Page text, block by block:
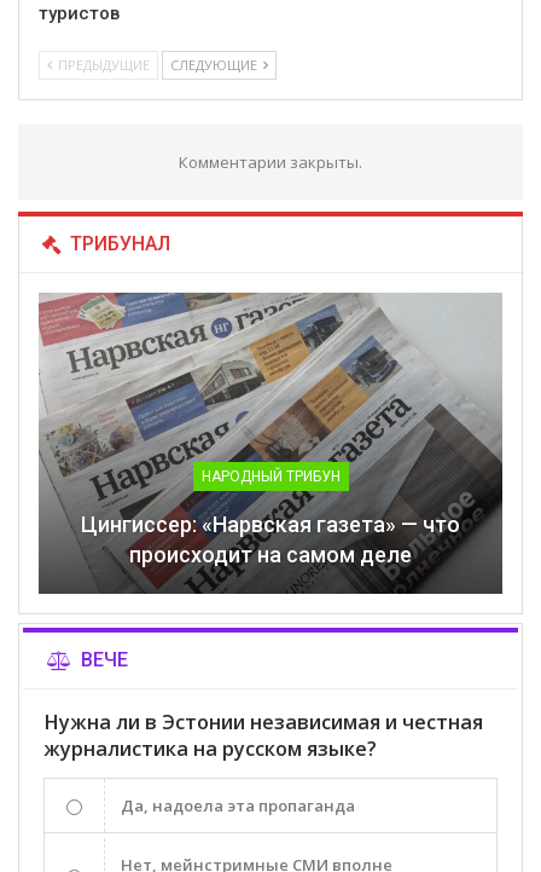
туристов
ПРЕДЫДУЩИЕ СЛЕДУЮЩИЕ
Комментарии закрыты.
ТРИБУНАЛ
НАРОДНЫЙ ТРИБУН
Цингиссер: «Нарвская газета» — что
происходит на самом деле
ВЕЧЕ
Нужна ли в Эстонии независимая и честная
журналистика на русском языке?
Да, надоела эта пропаганда
Нет, мейнстримные СМИ вполне